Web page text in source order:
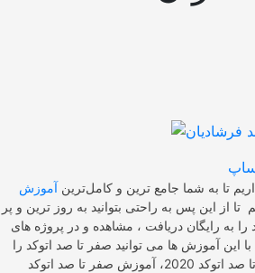
تا به شما جامع ترین و کامل‌ترین آموزش
از این پس به راحتی بتوانید به روز ترین و پر
به رایگان دریافت ، مشاهده و در پروژه های
با این آموزش ها می توانید صفر تا صد اتوکد را
در هر ورژنی ( آموزش صفر تا صد اتوکد 2020، آموزش صفر تا صد اتوکد